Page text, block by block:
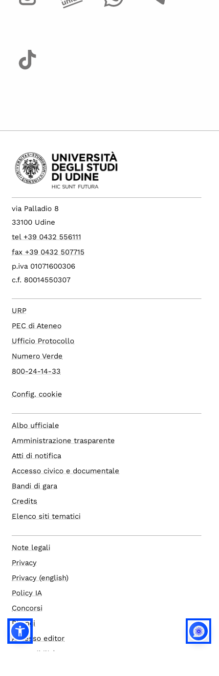
via Palladio 8
33100 Udine
tel +39 0432 556111
fax +39 0432 507715
p.iva 01071600306
c.f. 80014550307
URP
PEC di Ateneo
Ufficio Protocollo
Numero Verde
800-24-14-33
Config. cookie
Albo ufficiale
Amministrazione trasparente
Atti di notifica
Accesso civico e documentale
Bandi di gara
Credits
Elenco siti tematici
Note legali
Privacy
Privacy (english)
Policy IA
Concorsi
Bilanci
Accesso editor
Accessibilità